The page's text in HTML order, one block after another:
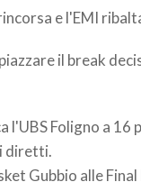
e l'EMI
il break
Foligno a 16
diretti.
Gubbio alle